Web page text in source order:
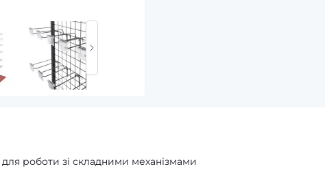
роботи зі складними механізмами